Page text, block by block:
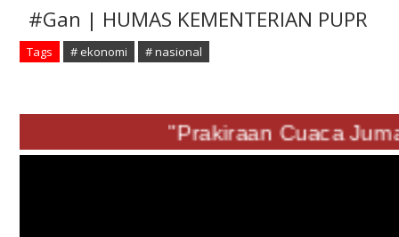
#Gan | HUMAS KEMENTERIAN PUPR
Tags # ekonomi # nasional
"Prakiraan Cuaca Jumat